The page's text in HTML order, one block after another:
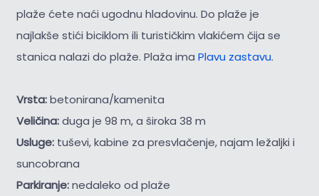
plaže ćete naći ugodnu hladovinu. Do plaže je
najlakše stići biciklom ili turističkim vlakićem čija se
stanica nalazi do plaže. Plaža ima Plavu zastavu.
Vrsta:betonirana/kamenita
Veličina:duga je 98 m, a široka 38 m
Usluge: tuševi, kabine za presvlačenje, najam ležaljki i
suncobrana
Parkiranje:nedaleko od plaže